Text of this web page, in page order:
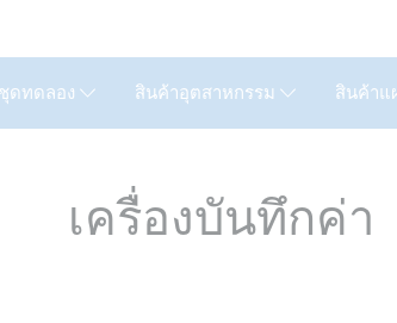
(GIC) Call
ดทดลอง สินค้าอุตสาหกรรม สินค้าแ
เครื่องบันทึกค่า